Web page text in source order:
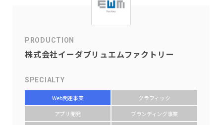
PRODUCTION
株式会社イーダブリュエムファクトリー
SPECIALTY
Web関連事業
グラフィック
アプリ開発
ブランディング事業